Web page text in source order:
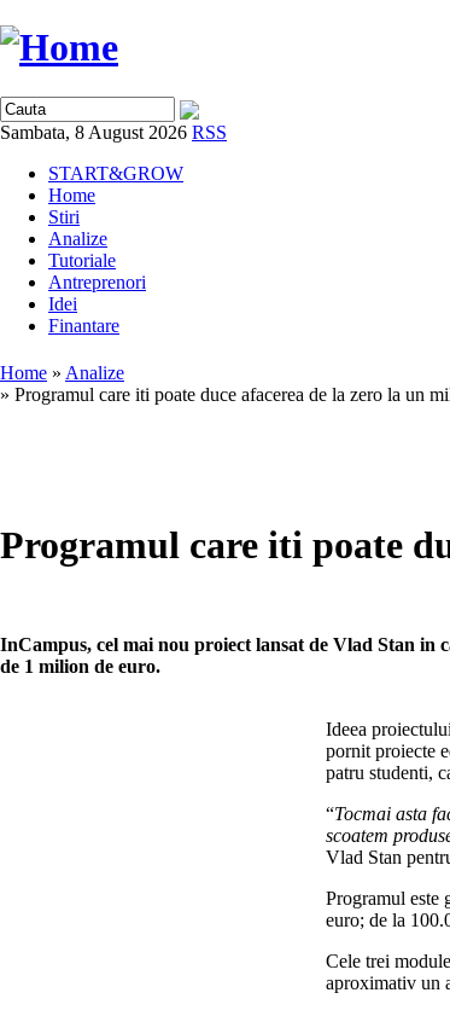
Sambata, 8 August 2026 RSS
START&GROW
Home
Stiri
Analize
Tutoriale
Antreprenori
Idei
Finantare
Home » Analize
» Programul care iti poate duce afacerea de la zero la un
Programul care iti poate
InCampus, cel mai nou proiect lansat de Vlad Stan in
de 1 milion de euro.
Ideea proiectului
pornit proiecte
patru studenti,
“Tocmai asta
scoatem
Vlad Stan
Programul este
euro; de la
Cele trei
aproximativ un